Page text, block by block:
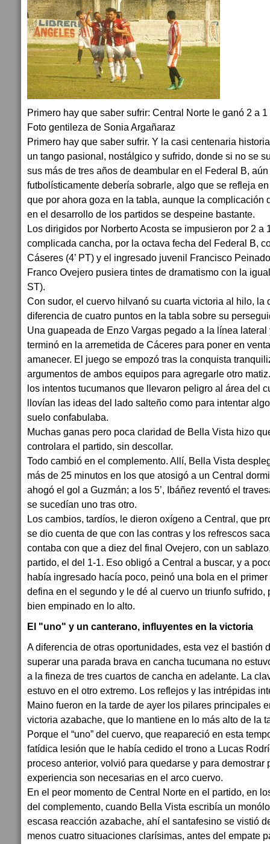
Primero hay que saber sufrir: Central Norte le ganó 2 a
Foto gentileza de Sonia Argañaraz
Primero hay que saber sufrir. Y la casi centenaria
un tango pasional, nostálgico y sufrido, donde si no se
sus más de tres años de deambular en el Federal B,
futbolísticamente debería sobrarle, algo que se refleja
que por ahora goza en la tabla, aunque la complicación
en el desarrollo de los partidos se despeine bastante.
Los dirigidos por Norberto Acosta se impusieron por 2 a
complicada cancha, por la octava fecha del Federal B,
Cáseres (4’ PT) y el ingresado juvenil Francisco
Franco Ovejero pusiera tintes de dramatismo con la
ST).
Con sudor, el cuervo hilvanó su cuarta victoria al hilo, la
diferencia de cuatro puntos en la tabla sobre su
Una guapeada de Enzo Vargas pegado a la línea lateral
terminó en la arremetida de Cáceres para poner en
amanecer. El juego se empozó tras la conquista
argumentos de ambos equipos para agregarle otro
los intentos tucumanos que llevaron peligro al área del
llovían las ideas del lado salteño como para intentar
suelo confabulaba.
Muchas ganas pero poca claridad de Bella Vista hizo
controlara el partido, sin descollar.
Todo cambió en el complemento. Allí, Bella Vista
más de 25 minutos en los que atosigó a un Central
ahogó el gol a Guzmán; a los 5’, Ibáñez reventó el
se sucedían uno tras otro.
Los cambios, tardíos, le dieron oxígeno a Central, que
se dio cuenta de que con las contras y los refrescos
contaba con que a diez del final Ovejero, con un
partido, el del 1-1. Eso obligó a Central a buscar, y a
había ingresado hacía poco, peinó una bola en el
defina en el segundo y le dé al cuervo un triunfo sufrido,
bien empinado en lo alto.
El "uno" y un canterano, influyentes en la victoria
A diferencia de otras oportunidades, esta vez el bastión
superar una parada brava en cancha tucumana no
a la fineza de tres cuartos de cancha en adelante. La
estuvo en el otro extremo. Los reflejos y las intrépidas
Maino fueron en la tarde de ayer los pilares principales
victoria azabache, que lo mantiene en lo más alto de la
Porque el “uno” del cuervo, que reapareció en esta
fatídica lesión que le había cedido el trono a Lucas
proceso anterior, volvió para quedarse y para demostrar
experiencia son necesarias en el arco cuervo.
En el peor momento de Central Norte en el partido, en
del complemento, cuando Bella Vista escribía un
escasa reacción azabache, ahí el santafesino se vistió
menos cuatro situaciones clarísimas, antes del empate